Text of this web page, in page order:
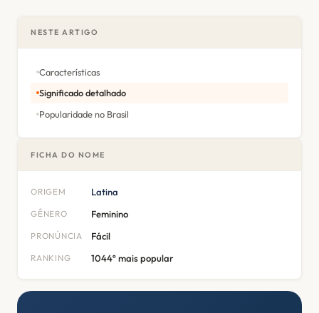
NESTE ARTIGO
Características
Significado detalhado
Popularidade no Brasil
FICHA DO NOME
ORIGEM Latina
GÊNERO Feminino
PRONÚNCIA Fácil
RANKING 1044º mais popular